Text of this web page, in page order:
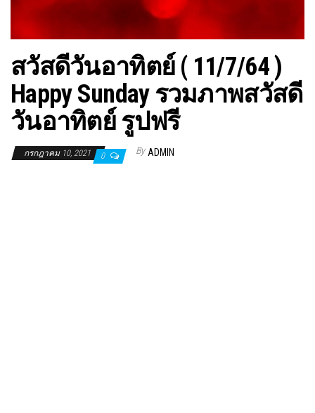
สวัสดีวันอาทิตย์ ( 11/7/64 )
Happy Sunday รวมภาพสวัสดี
วันอาทิตย์ รูปฟรี
กรกฎาคม 10, 2021 0 By ADMIN